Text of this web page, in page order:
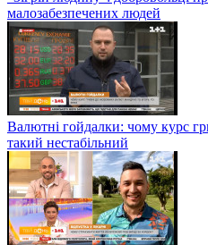
малозабезпечених людей
Валютні гойдалки: чому курс
такий нестабільний